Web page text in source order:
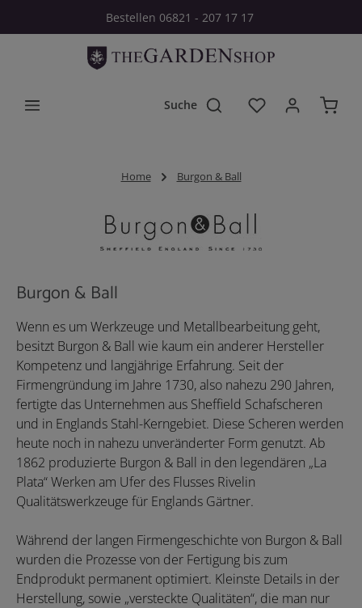
Zum Hauptinhalt springenBestellen 06821 - 207 17 17
Du hast 0
Home Burgon & Ball
Burgon & Ball
Wenn es um Werkzeuge und Metallbearbeitung geht,
besitzt Burgon & Ball wie kaum ein anderer Hersteller
Kompetenz und langjährige Erfahrung. Seit der
Firmengründung im Jahre 1730, also nahezu 290 Jahren,
fertigte das Unternehmen aus Sheffield Schafscheren
und in Englands Stahl-Kerngebiet. Diese Scheren werden
heute noch in nahezu unveränderter Form genutzt. Ab
1862 produzierte Burgon & Ball in den legendären „La
Plata“ Werken am Ufer des Flusses Rivelin
Qualitätswerkzeuge für Englands Gärtner.
Während der langen Firmengeschichte von Burgon & Ball
wurden die Prozesse von der Fertigung bis zum
Endprodukt permanent optimiert. Kleinste Details in der
Herstellung, sowie „versteckte Qualitäten“, die man nur